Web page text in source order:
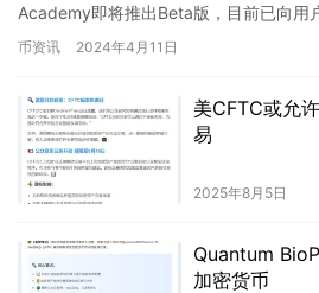
Academy即将推出Beta版，目前已向用
在X平台发布文章表示，我们…
币资讯 2024年4月11日
美CFTC或允
易
2025年8月5日
Quantum
加密货币